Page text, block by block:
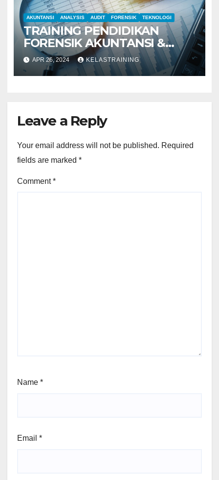
AKUNTANSI ANALYSIS AUDIT FORENSIK TEKNOLOGI
TRAINING PENDIDIKAN
FORENSIK AKUNTANSI &
AUDIT INVESTIGATIF
APR 26, 2024 KELASTRAINING
Leave a Reply
Your email address will not be published. Required
fields are marked *
Comment*
Name *
Email *